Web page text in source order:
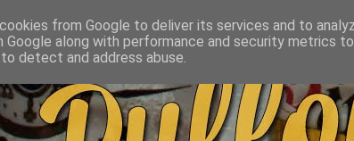
from Google to deliver its services and to
Google along with performance and security metrics
detect and address abuse.